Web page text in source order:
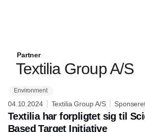
Partner
Textilia Group A/S
Environment
04.10.2024 Textilia Group A/S
Textilia har forpligtet sig til
Based Target Initiative